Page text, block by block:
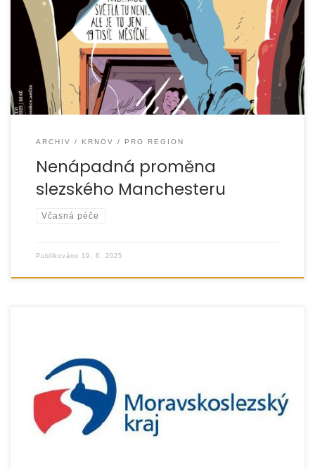
Krnov jako příklad úspěšné inkluze a vzdělávací politiky V
časopise Respekt vyšel rozsáhlý článek novinářky Markéty
Plíhalové s názvem „Nenápadná proměna slezského
ARCHIV KRNOV PRO REGION
Nenápadná proměna
slezského Manchesteru
Včasná péče
Publikováno 19. 6. 2025
V úterý 17. června 2025 proběhlo na středisku Probační
a mediační služby v Opavě pracovní setkání zástupců této
instituce se sociálními pracovnicemi organizace
EUROTOPIA.CZ.